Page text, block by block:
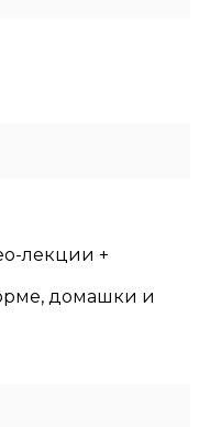
лекции +
домашки и